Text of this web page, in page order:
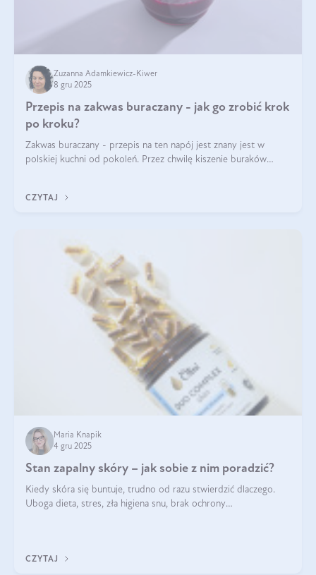
Zuzanna Adamkiewicz-Kiwer
8 gru 2025
Przepis na zakwas buraczany - jak go zrobić krok
po kroku?
Zakwas buraczany - przepis na ten napój jest znany jest w
polskiej kuchni od pokoleń. Przez chwilę kiszenie buraków
CZYTAJ
Maria Knapik
4 gru 2025
Stan zapalny skóry – jak sobie z nim poradzić?
Kiedy skóra się buntuje, trudno od razu stwierdzić dlaczego.
Uboga dieta, stres, zła higiena snu, brak ochrony
CZYTAJ